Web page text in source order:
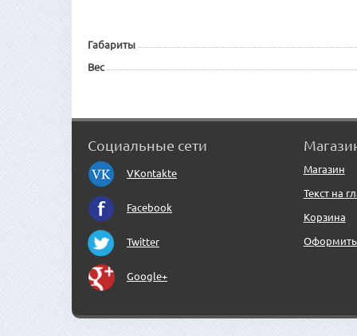
Габариты
Вес
Социальные сети
VKontakte
Facebook
Twitter
Google+
Магазин
Текст на
Корзина
Оформить